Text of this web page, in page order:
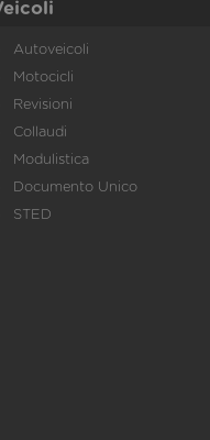
Autoveicoli
Motocicli
Revisioni
Collaudi
Modulistica
Documento Unico
STED